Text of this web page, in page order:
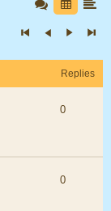
Replies
0
0